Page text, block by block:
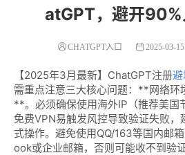
atGPT，避开90%
CHATGPT入口 2025-03-
【2025年3月最新】ChatGPT注册避
需重点注意三大核心问题：**网络环
**。必须确保使用海外IP（推荐美国
免费VPN易触发风控导致验证失败
式操作。避免使用QQ/163等国内邮
ook或企业邮箱，否则可能收不到验